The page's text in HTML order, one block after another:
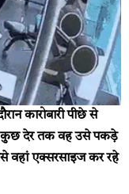
कारोबारी पीछे से
कुछ देर तक वह उसे पकड़े
वहां एक्सरसाइज कर रहे